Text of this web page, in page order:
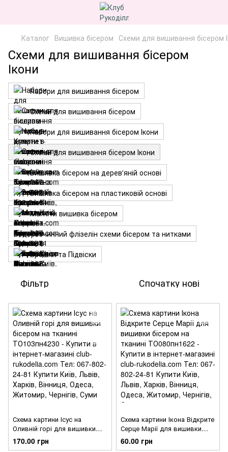
Каталог Вишивка бісером Схеми для вишивання бісером
Схеми для вишивання бісером
Ікони
Набори для вишивання бісером
Схеми для вишивання бісером
Набори для вишивання бісером Ікони
Схеми для вишивання бісером Ікони
Вишивка бісером на дерев'яній основі
Вишивка бісером на пластиковій основі
Магніти вишивка бісером
Водорозчинний флізелін схеми бісером та нитками
Брошки та Підвіски
Фільтр Спочатку нові
Схема картини Ісус на
Оливній горі для вишивки
бісером на тканині
ТО103пн4230
170.00 грн
Схема картини Ікона Відкрите
Серце Марії для вишивки
бісером на тканині
ТО080пн1622
60.00 грн